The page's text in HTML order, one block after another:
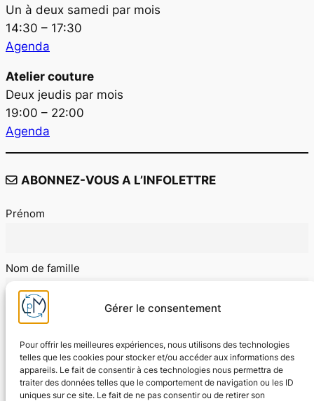
Gérer le consentement
Pour offrir les meilleures expériences, nous utilisons des technologies
telles que les cookies pour stocker et/ou accéder aux informations des
appareils. Le fait de consentir à ces technologies nous permettra de
traiter des données telles que le comportement de navigation ou les ID
uniques sur ce site. Le fait de ne pas consentir ou de retirer son
Un à deux samedi par mois
14:30 – 17:30
Agenda
Atelier couture
Deux jeudis par mois
19:00 – 22:00
Agenda
ABONNEZ-VOUS A L’INFOLETTRE
Prénom
Nom de famille
E-mail
J'accepte les conditions d'utilisation